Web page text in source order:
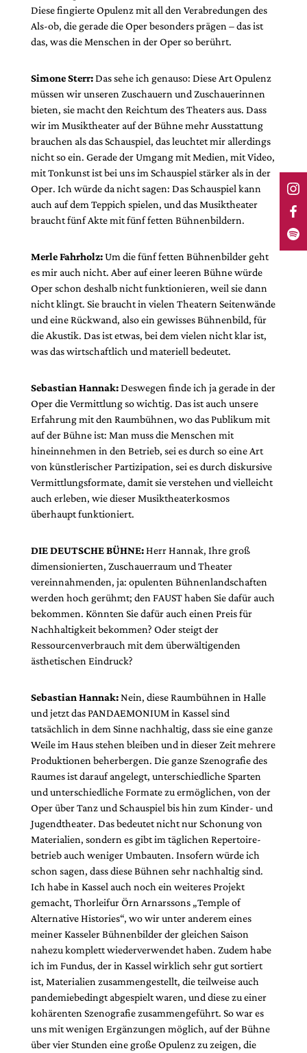
Diese fingierte Opulenz mit all den Verabredungen des
Als-ob, die gerade die Oper besonders prägen – das ist
das, was die Menschen in der Oper so berührt.
Simone Sterr:Das sehe ich genauso: Diese Art Opulenz
müssen wir unseren Zuschauern und Zuschauerinnen
bieten, sie macht den Reichtum des Theaters aus. Dass
wir im Musiktheater auf der Bühne mehr Ausstattung
brauchen als das Schauspiel, das leuchtet mir allerdings
nicht so ein. Gerade der Umgang mit Medien, mit Video,
mit Tonkunst ist bei uns im Schauspiel stärker als in der
Oper. Ich würde da nicht sagen: Das Schauspiel kann
auch auf dem Teppich spielen, und das Musik­theater
braucht fünf Akte mit fünf fetten Bühnenbildern.
Merle Fahrholz:Um die fünf fetten Bühnenbilder geht
es mir auch nicht. Aber auf einer leeren Bühne würde
Oper schon deshalb nicht funktionieren, weil sie dann
nicht klingt. Sie braucht in vielen Theatern Seitenwände
und eine Rückwand, also ein gewisses Bühnenbild, für
die Akustik. Das ist etwas, bei dem vielen nicht klar ist,
was das wirtschaftlich und materiell bedeutet.
Sebastian Hannak:Deswegen finde ich ja gerade in der
Oper die Vermittlung so wichtig. Das ist auch unsere
Erfahrung mit den Raumbühnen, wo das Publikum mit
auf der Bühne ist: Man muss die Menschen mit
hineinnehmen in den Betrieb, sei es durch so eine Art
von künstlerischer Partizipation, sei es durch diskursive
Vermittlungsformate, damit sie verstehen und vielleicht
auch erleben, wie dieser Musiktheaterkosmos
überhaupt funktioniert.
DIE DEUTSCHE BÜHNE:Herr Hannak, Ihre groß
dimensionierten, Zuschauerraum und Theater
vereinnahmenden, ja: opulenten Bühnenlandschaften
werden hoch gerühmt; den FAUST haben Sie dafür auch
bekommen. Könnten Sie dafür auch einen Preis für
Nachhaltigkeit bekommen? Oder steigt der
Ressourcenverbrauch mit dem überwältigenden
ästhetischen Eindruck?
Sebastian Hannak:Nein, diese Raumbühnen in Halle
und jetzt das PANDAEMONIUM in Kassel sind
tatsächlich in dem Sinne nachhaltig, dass sie eine ganze
Weile im Haus stehen bleiben und in dieser Zeit mehrere
Produktionen beherbergen. Die ganze Szenografie des
Raumes ist darauf angelegt, unterschiedliche Sparten
und unterschiedliche Formate zu ermöglichen, von der
Oper über Tanz und Schauspiel bis hin zum Kinder- und
Jugendtheater. Das bedeutet nicht nur Schonung von
Materialien, sondern es gibt im täglichen Repertoire­
betrieb auch weniger Umbauten. Insofern würde ich
schon sagen, dass diese Bühnen sehr nachhaltig sind.
Ich habe in Kassel auch noch ein weiteres Projekt
gemacht, Thorleifur Örn Arnarssons „Temple of
Alternative Histories“, wo wir unter anderem eines
meiner Kasseler Bühnenbilder der gleichen Saison
nahezu komplett wiederverwendet haben. Zudem habe
ich im Fundus, der in Kassel wirklich sehr gut sortiert
ist, Materialien zusammengestellt, die teilweise auch
pandemiebedingt abgespielt waren, und diese zu einer
kohärenten Szenografie zusammengeführt. So war es
uns mit wenigen Ergänzungen möglich, auf der Bühne
über vier Stunden eine große Opulenz zu zeigen, die